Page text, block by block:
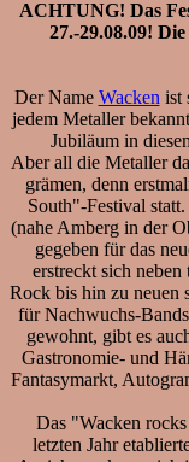
ACHTUNG! Das
27.-29.08.09!
Der Name Wacken ist
jedem Metaller
Jubiläum in
Aber all die Metaller
grämen, denn
South"-Festival
(nahe Amberg in der
gegeben für das
erstreckt sich
Rock bis hin zu neuen
für Nachwuchs-
gewohnt, gibt es
Gastronomie- und
Fantasymarkt,
Das "Wacken
letzten Jahr